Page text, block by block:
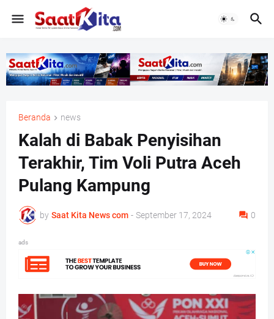
Beranda news
Kalah di Babak Penyisihan
Terakhir, Tim Voli Putra Aceh
Pulang Kampung
by Saat Kita News com - September 17, 2024 0
ads